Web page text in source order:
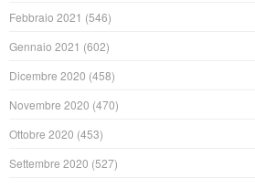
Febbraio 2021 (546)
Gennaio 2021 (602)
Dicembre 2020 (458)
Novembre 2020 (470)
Ottobre 2020 (453)
Settembre 2020 (527)